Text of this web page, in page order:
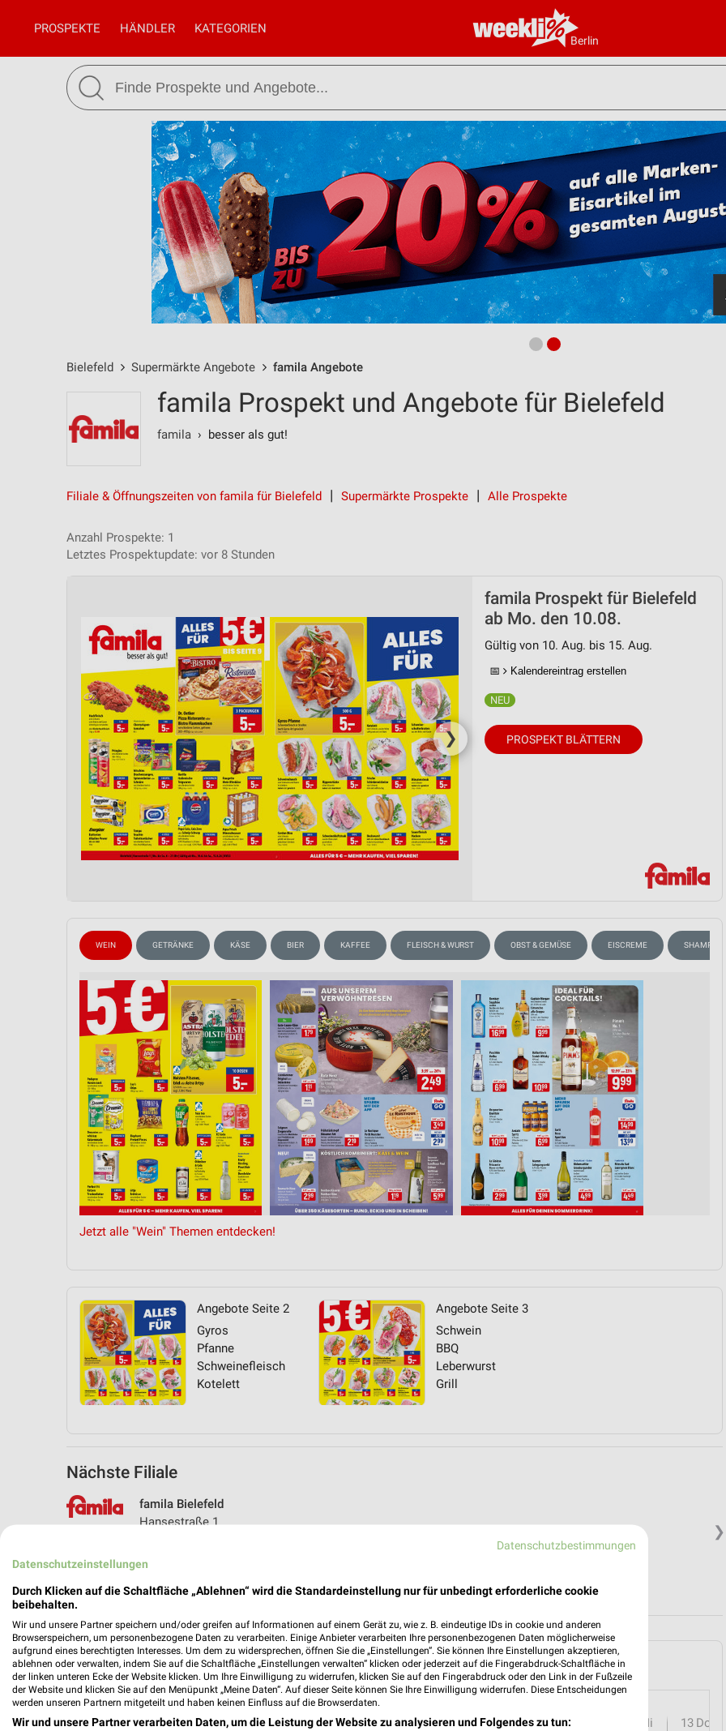
Berlin
PROSPEKTE HÄNDLER KATEGORIEN
Bielefeld Supermärkte Angebote famila Angebote
famila Prospekt und Angebote für Bielefeld
famila › besser als gut!
Filiale & Öffnungszeiten von famila für Bielefeld Supermärkte Prospekte Alle Prospekte
Anzahl Prospekte: 1
Letztes Prospektupdate: vor 8 Stunden
❯
famila Prospekt für Bielefeld
ab Mo. den 10.08.
Gültig von 10. Aug. bis 15. Aug.
📅 Kalendereintrag erstellen
PROSPEKT BLÄTTERN
WEIN GETRÄNKE KÄSE BIER KAFFEE FLEISCH & WURST OBST & GEMÜSE EISCREME SHAMPOO
Jetzt alle "Wein" Themen entdecken!
Angebote Seite 2
Gyros
Pfanne
Schweinefleisch
Kotelett
Angebote Seite 3
Schwein
BBQ
Leberwurst
Grill
Nächste Filiale
❯
famila Bielefeld
Hansestraße 1
Heute
335,13 km • Angebote: 2 Prospekte
Angebote-Kalender für famila in Bielefeld und Umgebung
Aug.
03Mo 04Di 05Mi 06Do 07Fr 08Sa 09 So 10Mo 11 Mi 13 Do
Datenschutzbestimmungen
Datenschutzeinstellungen
Durch Klicken auf die Schaltfläche „Ablehnen“ wird die Standardeinstellung nur für unbedingt erforderliche cookie
beibehalten.
Wir und unsere Partner speichern und/oder greifen auf Informationen auf einem Gerät zu, wie z. B. eindeutige IDs in cookie und anderen
Browserspeichern, um personenbezogene Daten zu verarbeiten. Einige Anbieter verarbeiten Ihre personenbezogenen Daten möglicherweise
aufgrund eines berechtigten Interesses. Um dem zu widersprechen, öffnen Sie die „Einstellungen“. Sie können Ihre Einstellungen akzeptieren,
ablehnen oder verwalten, indem Sie auf die Schaltfläche „Einstellungen verwalten“ klicken oder jederzeit auf die Fingerabdruck-Schaltfläche in
der linken unteren Ecke der Website klicken. Um Ihre Einwilligung zu widerrufen, klicken Sie auf den Fingerabdruck oder den Link in der Fußzeile
der Website und klicken Sie auf den Menüpunkt „Meine Daten“. Auf dieser Seite können Sie Ihre Einwilligung widerrufen. Diese Entscheidungen
werden unseren Partnern mitgeteilt und haben keinen Einfluss auf die Browserdaten.
Wir und unsere Partner verarbeiten Daten, um die Leistung der Website zu analysieren und Folgendes zu tun: